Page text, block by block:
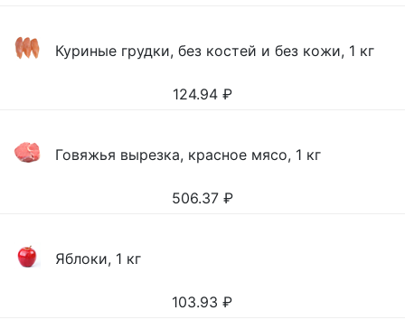
Куриные грудки, без костей и без кожи, 1 кг
124.94 ₽
Говяжья вырезка, красное мясо, 1 кг
506.37 ₽
Яблоки, 1 кг
103.93 ₽